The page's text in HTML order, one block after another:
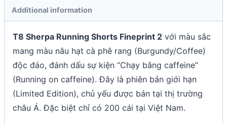
Additional information
T8 Sherpa Running Shorts Fineprint 2 với màu sắc
mang màu nâu hạt cà phê rang (Burgundy/Coffee)
độc đáo, đánh dấu sự kiện “Chạy bằng caffeine”
(Running on caffeine). Đây là phiên bản giới hạn
(Limited Edition), chủ yếu được bán tại thị trường
châu Á. Đặc biệt chỉ có 200 cái tại Việt Nam.